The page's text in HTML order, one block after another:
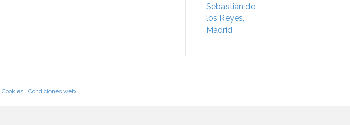
Sebastián de
los Reyes,
Madrid
Cookies| Condiciones web